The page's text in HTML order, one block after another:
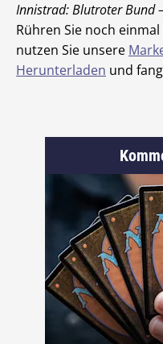
Innistrad: Blutroter Bund
Rühren Sie noch
nutzen Sie unsere
Herunterladen und